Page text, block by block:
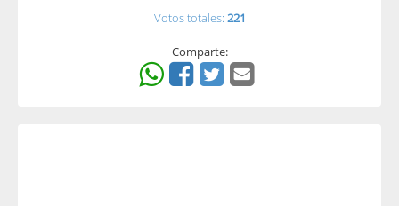
Votos totales: 221
Comparte: